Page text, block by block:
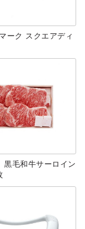
ーク スクエアディ
黒毛和牛サーロイン